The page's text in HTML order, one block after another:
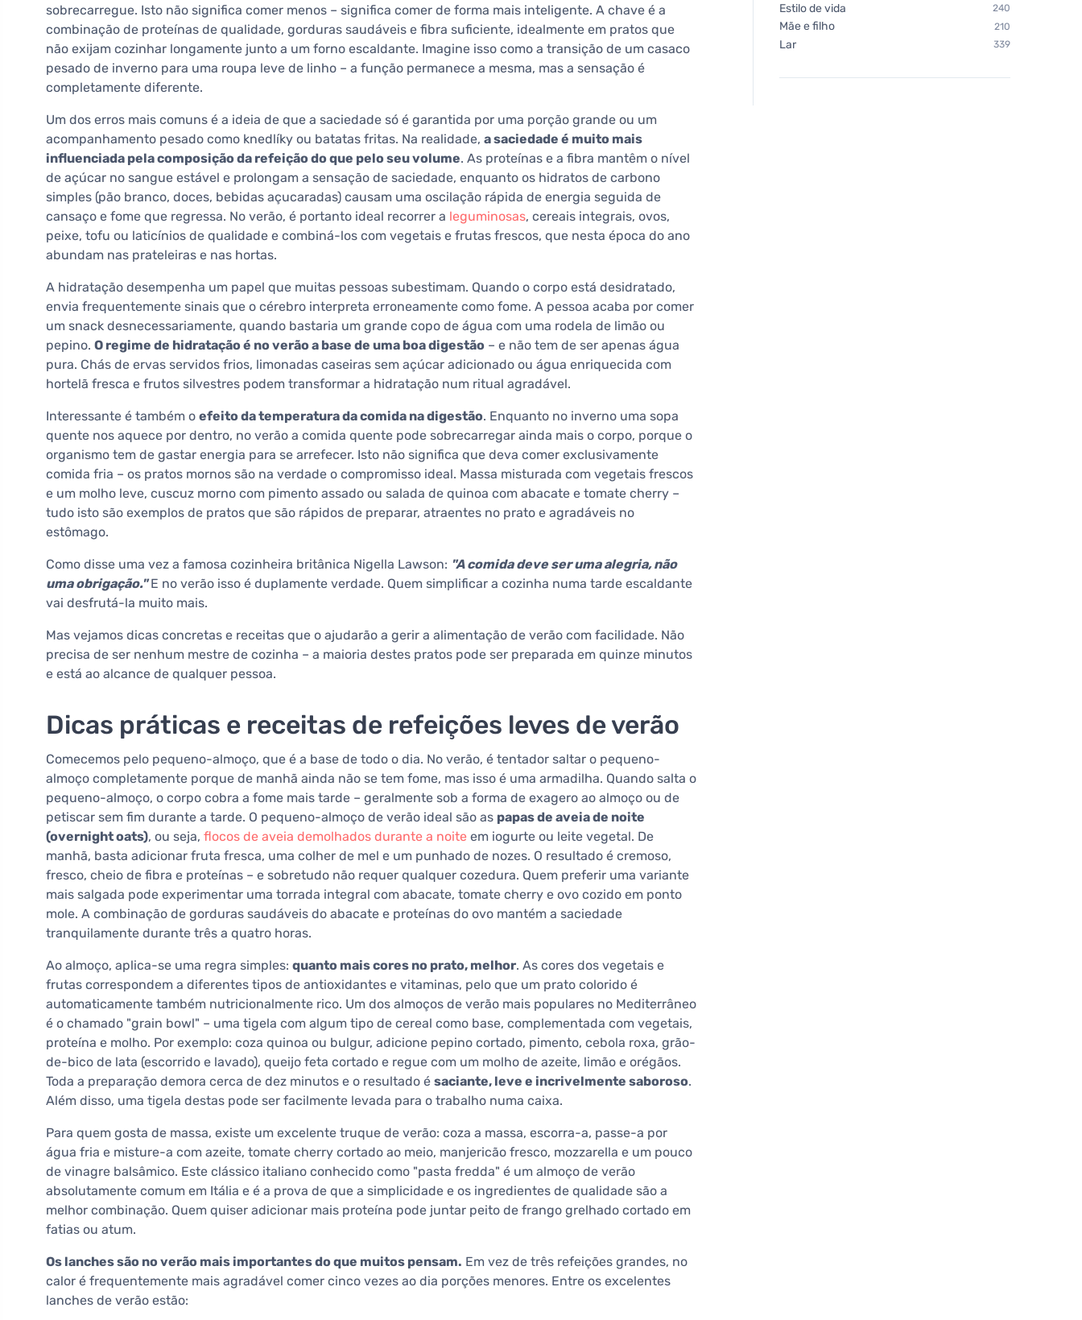
sobrecarregue. Isto não significa comer menos – significa comer de forma mais inteligente. A chave é a
combinação de proteínas de qualidade, gorduras saudáveis e fibra suficiente, idealmente em pratos que
não exijam cozinhar longamente junto a um forno escaldante. Imagine isso como a transição de um casaco
pesado de inverno para uma roupa leve de linho – a função permanece a mesma, mas a sensação é
completamente diferente.
Um dos erros mais comuns é a ideia de que a saciedade só é garantida por uma porção grande ou um
acompanhamento pesado como knedlíky ou batatas fritas. Na realidade, a saciedade é muito mais
influenciada pela composição da refeição do que pelo seu volume. As proteínas e a fibra mantêm o nível
de açúcar no sangue estável e prolongam a sensação de saciedade, enquanto os hidratos de carbono
simples (pão branco, doces, bebidas açucaradas) causam uma oscilação rápida de energia seguida de
cansaço e fome que regressa. No verão, é portanto ideal recorrer a leguminosas, cereais integrais, ovos,
peixe, tofu ou laticínios de qualidade e combiná-los com vegetais e frutas frescos, que nesta época do ano
abundam nas prateleiras e nas hortas.
A hidratação desempenha um papel que muitas pessoas subestimam. Quando o corpo está desidratado,
envia frequentemente sinais que o cérebro interpreta erroneamente como fome. A pessoa acaba por comer
um snack desnecessariamente, quando bastaria um grande copo de água com uma rodela de limão ou
pepino. O regime de hidratação é no verão a base de uma boa digestão – e não tem de ser apenas água
pura. Chás de ervas servidos frios, limonadas caseiras sem açúcar adicionado ou água enriquecida com
hortelã fresca e frutos silvestres podem transformar a hidratação num ritual agradável.
Interessante é também o efeito da temperatura da comida na digestão. Enquanto no inverno uma sopa
quente nos aquece por dentro, no verão a comida quente pode sobrecarregar ainda mais o corpo, porque o
organismo tem de gastar energia para se arrefecer. Isto não significa que deva comer exclusivamente
comida fria – os pratos mornos são na verdade o compromisso ideal. Massa misturada com vegetais frescos
e um molho leve, cuscuz morno com pimento assado ou salada de quinoa com abacate e tomate cherry –
tudo isto são exemplos de pratos que são rápidos de preparar, atraentes no prato e agradáveis no
estômago.
Como disse uma vez a famosa cozinheira britânica Nigella Lawson: "A comida deve ser uma alegria, não
uma obrigação."E no verão isso é duplamente verdade. Quem simplificar a cozinha numa tarde escaldante
vai desfrutá-la muito mais.
Mas vejamos dicas concretas e receitas que o ajudarão a gerir a alimentação de verão com facilidade. Não
precisa de ser nenhum mestre de cozinha – a maioria destes pratos pode ser preparada em quinze minutos
e está ao alcance de qualquer pessoa.
Dicas práticas e receitas de refeições leves de verão
Comecemos pelo pequeno-almoço, que é a base de todo o dia. No verão, é tentador saltar o pequeno-
almoço completamente porque de manhã ainda não se tem fome, mas isso é uma armadilha. Quando salta o
pequeno-almoço, o corpo cobra a fome mais tarde – geralmente sob a forma de exagero ao almoço ou de
petiscar sem fim durante a tarde. O pequeno-almoço de verão ideal são as papas de aveia de noite
(overnight oats), ou seja, flocos de aveia demolhados durante a noite em iogurte ou leite vegetal. De
manhã, basta adicionar fruta fresca, uma colher de mel e um punhado de nozes. O resultado é cremoso,
fresco, cheio de fibra e proteínas – e sobretudo não requer qualquer cozedura. Quem preferir uma variante
mais salgada pode experimentar uma torrada integral com abacate, tomate cherry e ovo cozido em ponto
mole. A combinação de gorduras saudáveis do abacate e proteínas do ovo mantém a saciedade
tranquilamente durante três a quatro horas.
Ao almoço, aplica-se uma regra simples: quanto mais cores no prato, melhor. As cores dos vegetais e
frutas correspondem a diferentes tipos de antioxidantes e vitaminas, pelo que um prato colorido é
automaticamente também nutricionalmente rico. Um dos almoços de verão mais populares no Mediterrâneo
é o chamado "grain bowl" – uma tigela com algum tipo de cereal como base, complementada com vegetais,
proteína e molho. Por exemplo: coza quinoa ou bulgur, adicione pepino cortado, pimento, cebola roxa, grão-
de-bico de lata (escorrido e lavado), queijo feta cortado e regue com um molho de azeite, limão e orégãos.
Toda a preparação demora cerca de dez minutos e o resultado é saciante, leve e incrivelmente saboroso.
Além disso, uma tigela destas pode ser facilmente levada para o trabalho numa caixa.
Para quem gosta de massa, existe um excelente truque de verão: coza a massa, escorra-a, passe-a por
água fria e misture-a com azeite, tomate cherry cortado ao meio, manjericão fresco, mozzarella e um pouco
de vinagre balsâmico. Este clássico italiano conhecido como "pasta fredda" é um almoço de verão
absolutamente comum em Itália e é a prova de que a simplicidade e os ingredientes de qualidade são a
melhor combinação. Quem quiser adicionar mais proteína pode juntar peito de frango grelhado cortado em
fatias ou atum.
Os lanches são no verão mais importantes do que muitos pensam. Em vez de três refeições grandes, no
calor é frequentemente mais agradável comer cinco vezes ao dia porções menores. Entre os excelentes
lanches de verão estão:
Estilo de vida 240
Mãe e filho 210
Lar 339